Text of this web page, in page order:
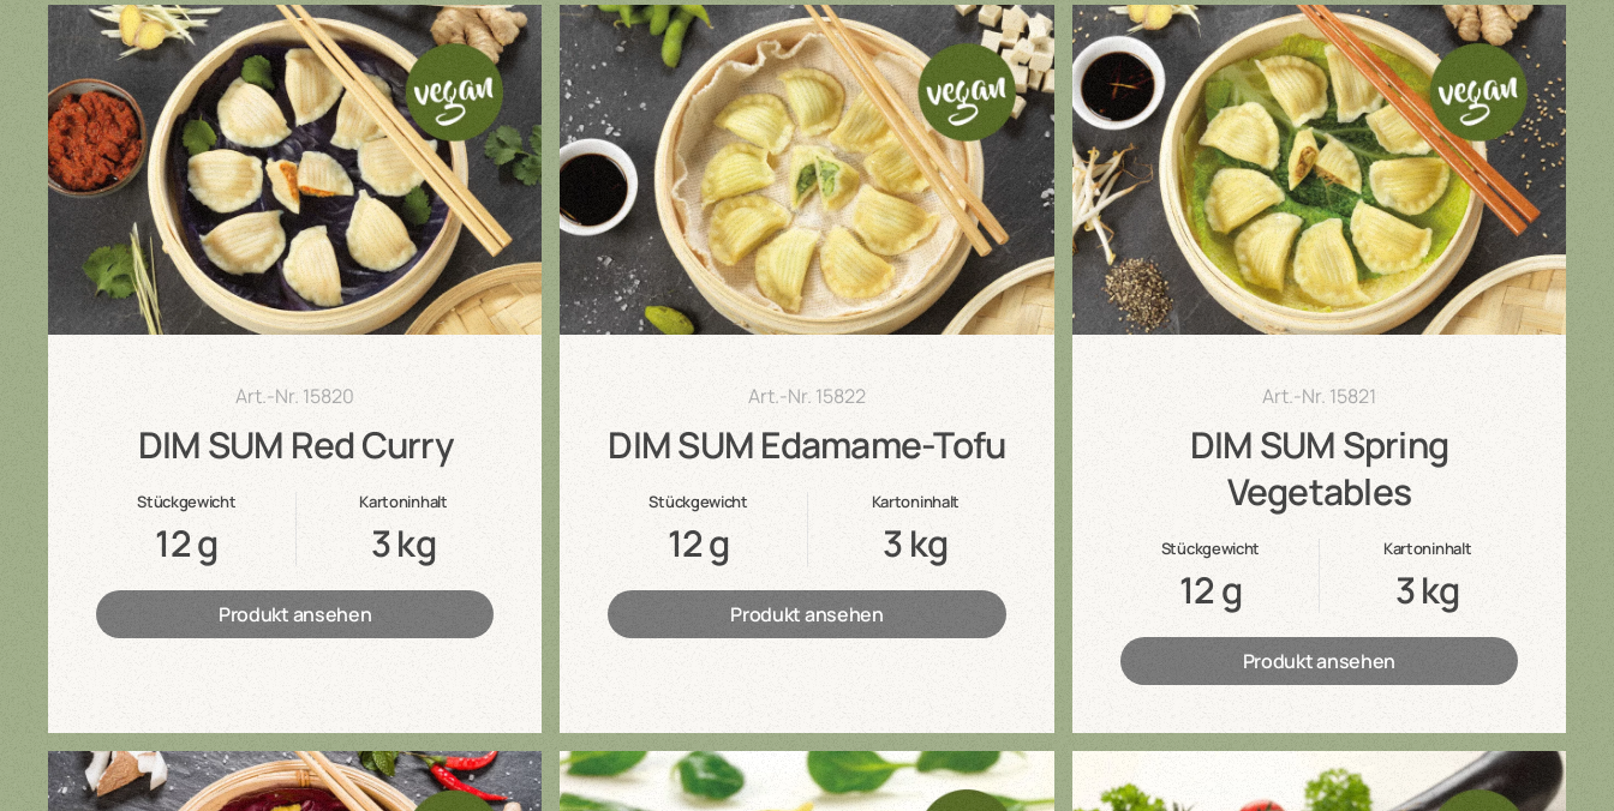
Art.-Nr. 15820
DIM SUM Red Curry
Stückgewicht
12 g
Kartoninhalt
3 kg
Produkt ansehen
Art.-Nr. 15822
DIM SUM Edamame-Tofu
Stückgewicht
12 g
Kartoninhalt
3 kg
Produkt ansehen
Art.-Nr. 15821
DIM SUM Spring
Vegetables
Stückgewicht
12 g
Kartoninhalt
3 kg
Produkt ansehen